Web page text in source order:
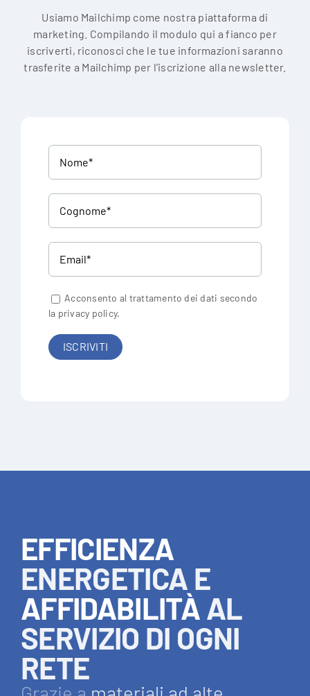
Usiamo Mailchimp come nostra piattaforma di
marketing. Compilando il modulo qui a fianco per
iscriverti, riconosci che le tue informazioni saranno
trasferite a Mailchimp per l’iscrizione alla newsletter.
Acconsento al trattamento dei dati secondo
la privacy policy.
EFFICIENZA
ENERGETICA E
AFFIDABILITÀ AL
SERVIZIO DI OGNI
RETE